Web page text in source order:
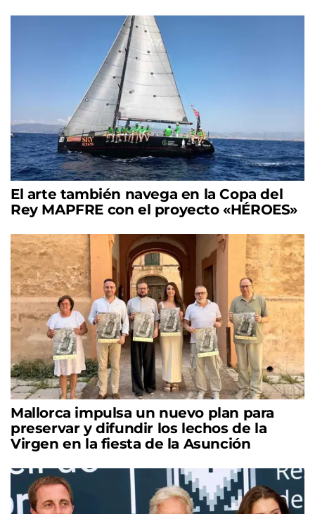
El arte también navega en la Copa del
Rey MAPFRE con el proyecto «HÉROES»
Mallorca impulsa un nuevo plan para
preservar y difundir los lechos de la
Virgen en la fiesta de la Asunción